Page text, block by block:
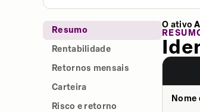
Resumo
Rentabilidade
Retornos mensais
Carteira
Risco e retorno
O ativo